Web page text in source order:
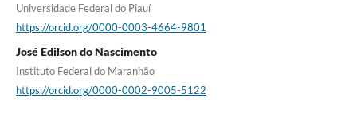
Universidade Federal do Piauí
https://orcid.org/0000-0003-4664-9801
José Edilson do Nascimento
Instituto Federal do Maranhão
https://orcid.org/0000-0002-9005-5122